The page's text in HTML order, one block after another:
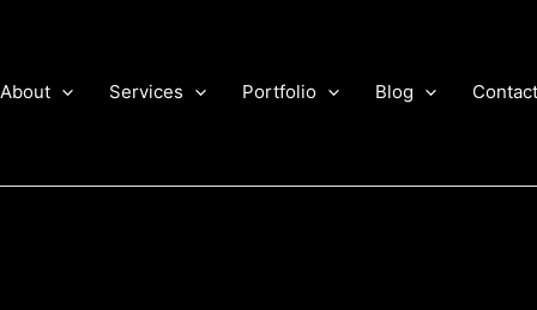
About
Services Portfolio Blog Contact